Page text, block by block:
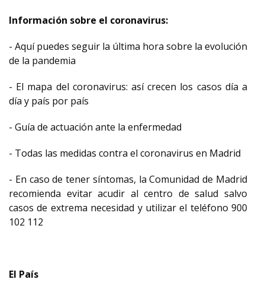
Información sobre el coronavirus:
- Aquí puedes seguir la última hora sobre la evolución
de la pandemia
- El mapa del coronavirus: así crecen los casos día a
día y país por país
- Guía de actuación ante la enfermedad
- Todas las medidas contra el coronavirus en Madrid
- En caso de tener síntomas, la Comunidad de Madrid
recomienda evitar acudir al centro de salud salvo
casos de extrema necesidad y utilizar el teléfono 900
102 112
El País